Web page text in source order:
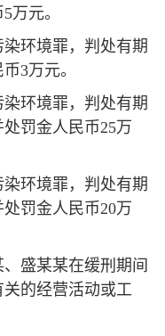
万元。
环境罪，判处有期
3万元。
环境罪，判处有期
罚金人民币25万
环境罪，判处有期
罚金人民币20万
盛某某在缓刑期间
的经营活动或工